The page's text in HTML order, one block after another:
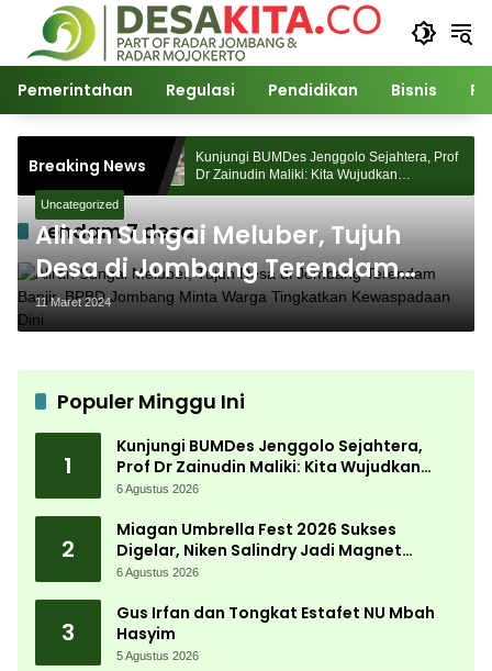
Langsung
konten
Pemerintahan Regulasi Pendidikan Bisnis
Breaking News
Prof
Potensi Desa
Kunjungi BUMDes Jenggolo Sejahtera, Prof
Dr Zainudin Maliki: Kita Wujudkan
Kemandirian Ekonomi dengan Potensi Desa
rendam 7 desa
Uncategorized
Aliran Sungai Meluber, Tujuh
Desa di Jombang Terendam
Banjir, BPBD Jombang Minta
Warga Tingkatkan
Kewaspadaan Dini
11 Maret 2024
Populer Minggu Ini
1
Kunjungi BUMDes Jenggolo Sejahtera,
Prof Dr Zainudin Maliki: Kita Wujudkan
Kemandirian Ekonomi dengan Potensi
6 Agustus 2026
2
Miagan Umbrella Fest 2026 Sukses
Digelar, Niken Salindry Jadi Magnet
Ribuan Pengunjung
6 Agustus 2026
3
Gus Irfan dan Tongkat Estafet NU Mbah
Hasyim
5 Agustus 2026